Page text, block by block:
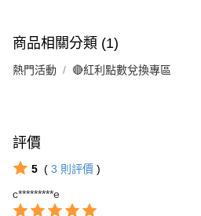
商品相關分類 (1)
熱門活動 🔴紅利點數兌換專區
評價
5 ( 3 則評價 )
c*********e